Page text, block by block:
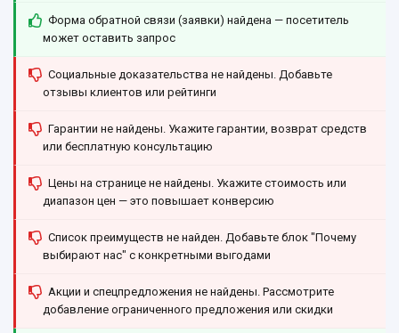
Форма обратной связи (заявки) найдена — посетитель
может оставить запрос
Социальные доказательства не найдены. Добавьте
отзывы клиентов или рейтинги
Гарантии не найдены. Укажите гарантии, возврат средств
или бесплатную консультацию
Цены на странице не найдены. Укажите стоимость или
диапазон цен — это повышает конверсию
Список преимуществ не найден. Добавьте блок "Почему
выбирают нас" с конкретными выгодами
Акции и спецпредложения не найдены. Рассмотрите
добавление ограниченного предложения или скидки